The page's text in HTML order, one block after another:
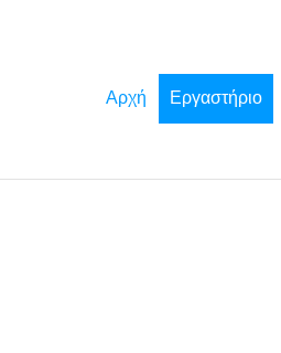
Αρχή Εργαστήριο